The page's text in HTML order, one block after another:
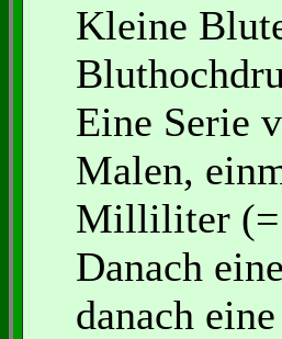
Kleine
Eine Serie
Malen,
Milliliter (=
Danach
danach